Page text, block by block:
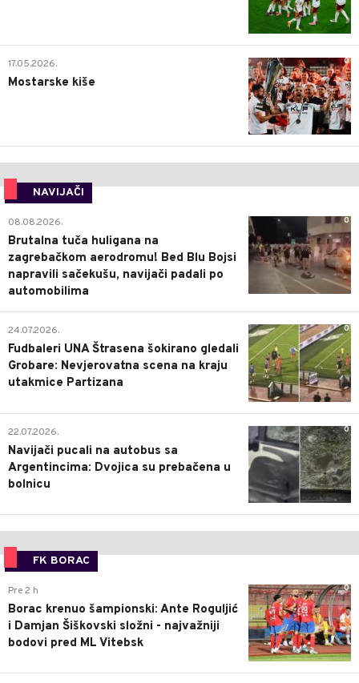
0
17.05.2026.
Mostarske kiše
NAVIJAČI
0
08.08.2026.
Brutalna tuča huligana na
zagrebačkom aerodromu! Bed Blu Bojsi
napravili sačekušu, navijači padali po
automobilima
0
24.07.2026.
Fudbaleri UNA Štrasena šokirano gledali
Grobare: Nevjerovatna scena na kraju
utakmice Partizana
0
22.07.2026.
Navijači pucali na autobus sa
Argentincima: Dvojica su prebačena u
bolnicu
FK BORAC
0
Pre 2 h
Borac krenuo šampionski: Ante Roguljić
i Damjan Šiškovski složni - najvažniji
bodovi pred ML Vitebsk